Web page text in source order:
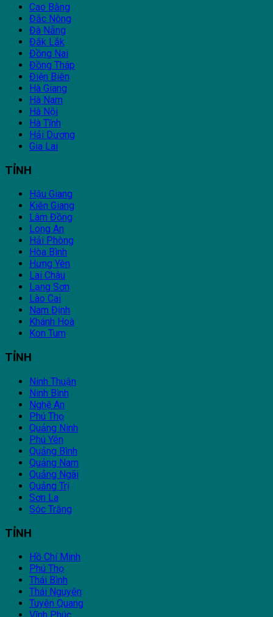
Cao Bằng
Đắc Nông
Đà Nẵng
Đắk Lắk
Đồng Nai
Đồng Tháp
Điện Biên
Hà Giang
Hà Nam
Hà Nội
Hà Tĩnh
Hải Dương
Gia Lai
TỈNH
Hậu Giang
Kiên Giang
Lâm Đồng
Long An
Hải Phòng
Hòa Bình
Hưng Yên
Lai Châu
Lạng Sơn
Lào Cai
Nam Định
Khánh Hoà
Kon Tum
TỈNH
Ninh Thuận
Ninh Bình
Nghệ An
Phú Thọ
Quảng Ninh
Phú Yên
Quảng Bình
Quảng Nam
Quảng Ngãi
Quảng Trị
Sơn La
Sóc Trăng
TỈNH
Hồ Chí Minh
Phú Thọ
Thái Bình
Thái Nguyên
Tuyên Quang